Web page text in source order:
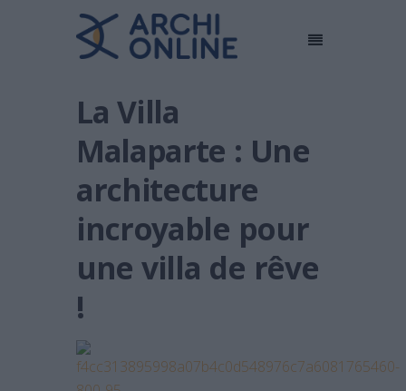
La Villa
Malaparte : Une
architecture
incroyable pour
une villa de rêve
!